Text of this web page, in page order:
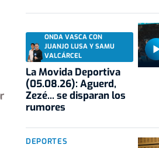
ONDA VASCA CON
JUANJO LUSA Y SAMU
VALCÁRCEL
La Movida Deportiva
(05.08.26): Aguerd,
Zezé... se disparan los
rumores
DEPORTES